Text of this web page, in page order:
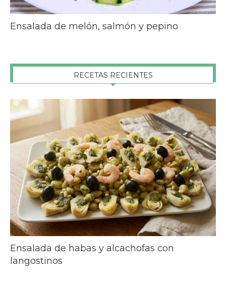
Ensalada de melón, salmón y pepino
RECETAS RECIENTES
Ensalada de habas y alcachofas con
langostinos